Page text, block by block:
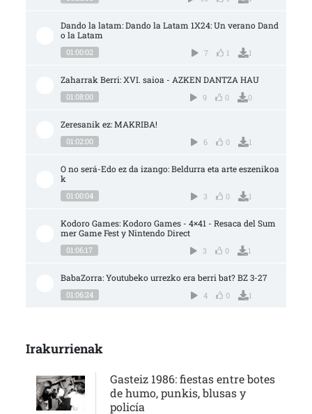
Dando la latam: Dando la Latam 1X24: Un verano Dand
o la Latam
01:00:02 7 1 1
Zaharrak Berri: XVI. saioa - AZKEN DANTZA HAU
01:08:00 9 0 0
Zeresanik ez: MAKRIBA!
01:02:00 6 0 1
O no será-Edo ez da izango: Beldurra eta arte eszenikoa
k
01:00:04 3 0 1
Kodoro Games: Kodoro Games - 4×41 - Resaca del Sum
mer Game Fest y Nintendo Direct
01:06:17 3 0 1
BabaZorra: Youtubeko urrezko era berri bat? BZ 3-27
01:06:24 4 0 1
Irakurrienak
Gasteiz 1986: fiestas entre botes
de humo, punkis, blusas y
policía